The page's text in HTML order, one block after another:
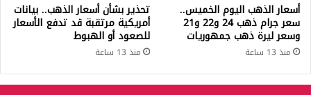
أسعار الذهب اليوم الخميس..
سعر جرام ذهب 24 و22 و21
وسعر ليرة ذهب جمهوريات
منذ 13 ساعة
تحذير بشأن أسعار الذهب.. بيانات
أمريكية مرتقبة قد تدفع الأسعار
للصعود أو الهبوط
منذ 13 ساعة